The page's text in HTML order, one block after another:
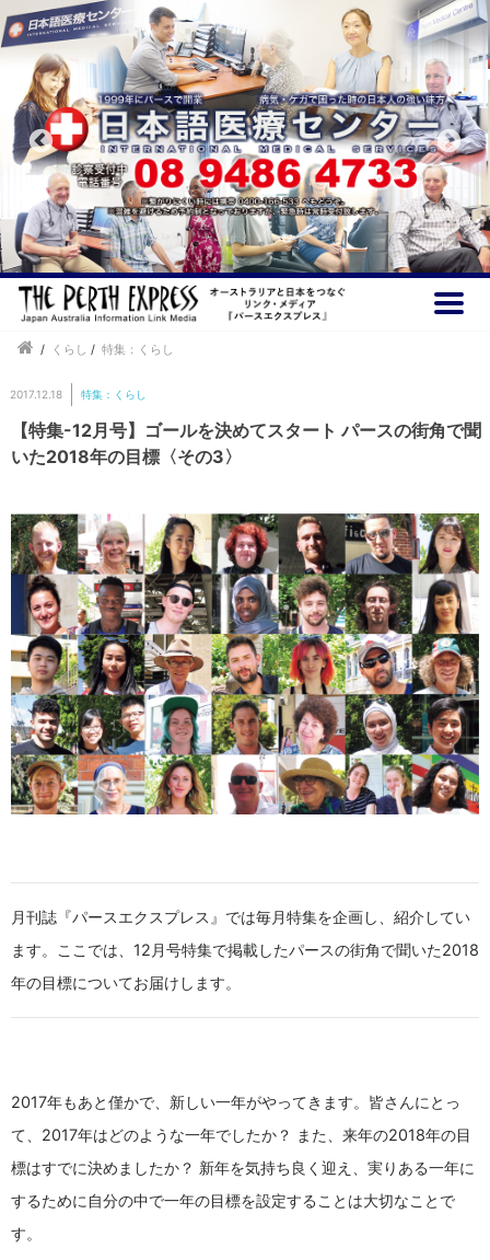
/ くらし / 特集：くらし
2017.12.18 特集：くらし
【特集-12月号】ゴールを決めてスタート パースの街角で聞
いた2018年の目標〈その3〉
月刊誌『パースエクスプレス』では毎月特集を企画し、紹介してい
ます。ここでは、12月号特集で掲載したパースの街角で聞いた2018
年の目標についてお届けします。
2017年もあと僅かで、新しい一年がやってきます。皆さんにとっ
て、2017年はどのような一年でしたか？ また、来年の2018年の目
標はすでに決めましたか？ 新年を気持ち良く迎え、実りある一年に
するために自分の中で一年の目標を設定することは大切なことで
す。